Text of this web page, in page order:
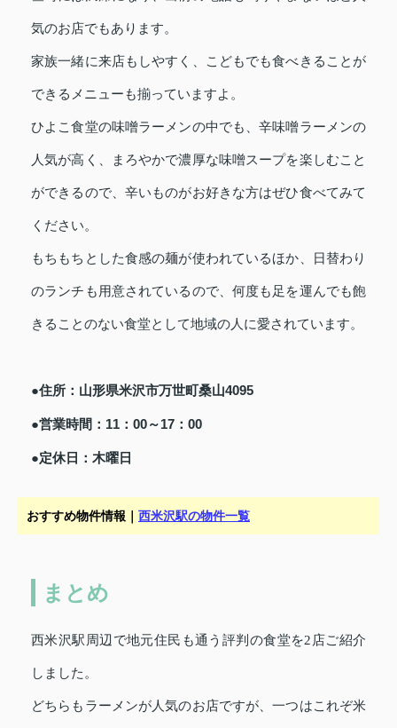
気のお店でもあります。
家族一緒に来店もしやすく、こどもでも食べきることが
できるメニューも揃っていますよ。
ひよこ食堂の味噌ラーメンの中でも、辛味噌ラーメンの
人気が高く、まろやかで濃厚な味噌スープを楽しむこと
ができるので、辛いものがお好きな方はぜひ食べてみて
ください。
もちもちとした食感の麺が使われているほか、日替わり
のランチも用意されているので、何度も足を運んでも飽
きることのない食堂として地域の人に愛されています。
●住所：山形県米沢市万世町桑山4095
●営業時間：11：00～17：00
●定休日：木曜日
おすすめ物件情報｜ 西米沢駅の物件一覧
まとめ
西米沢駅周辺で地元住民も通う評判の食堂を2店ご紹介
しました。
どちらもラーメンが人気のお店ですが、一つはこれぞ米